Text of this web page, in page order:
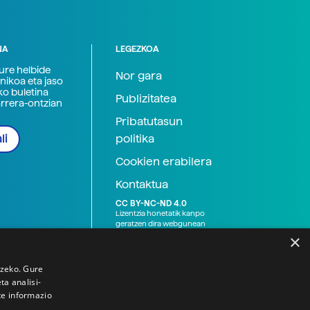
helbide
eta jaso
buletina
ontzian
LEGEZKOA
Nor gara
Publizitatea
Pribatutasun
politika
Cookien erabilera
Kontaktua
CC BY-NC-ND 4.0
Lizentzia honetatik kanpo
geratzen dira webgunean
×
Gure
analisi-
informazio